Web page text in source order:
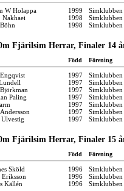
W Holappa 1999
Nakhaei 1998
Simklubben
1998 Simklubben
Fjärilsim Herrar, Finaler 14
Född Förening
1997
Simklubben
1997
1997
Simklubben
Paling 1997
Simklubben
1997
Simklubben
1997
Simklubben
1997
Fjärilsim Herrar, Finaler 15
Född Förening
Sköld 1996
Simklubben
Eriksson 1996
Källén 1996